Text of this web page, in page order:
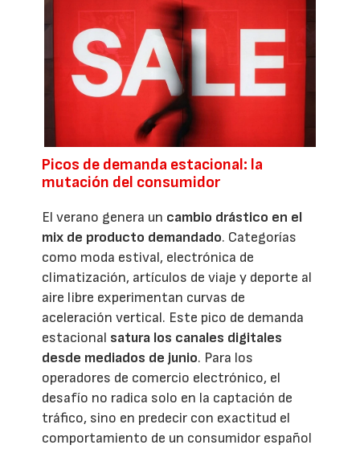
Picos de demanda estacional: la
mutación del consumidor
El verano genera un cambio drástico en el
mix de producto demandado. Categorías
como moda estival, electrónica de
climatización, artículos de viaje y deporte al
aire libre experimentan curvas de
aceleración vertical. Este pico de demanda
estacional satura los canales digitales
desde mediados de junio. Para los
operadores de comercio electrónico, el
desafío no radica solo en la captación de
tráfico, sino en predecir con exactitud el
comportamiento de un consumidor español